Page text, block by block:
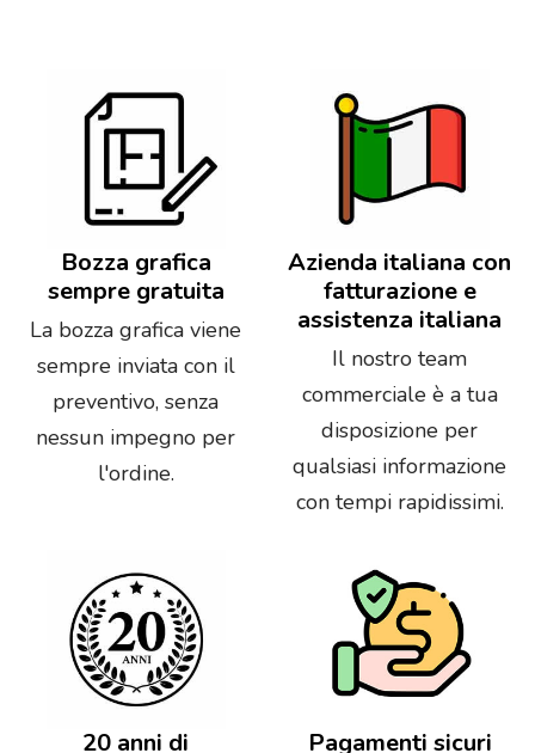
Bozza grafica
sempre gratuita
La bozza grafica viene
sempre inviata con il
preventivo, senza
nessun impegno per
l'ordine.
Azienda italiana con
fatturazione e
assistenza italiana
Il nostro team
commerciale è a tua
disposizione per
qualsiasi informazione
con tempi rapidissimi.
20 anni di
Pagamenti sicuri